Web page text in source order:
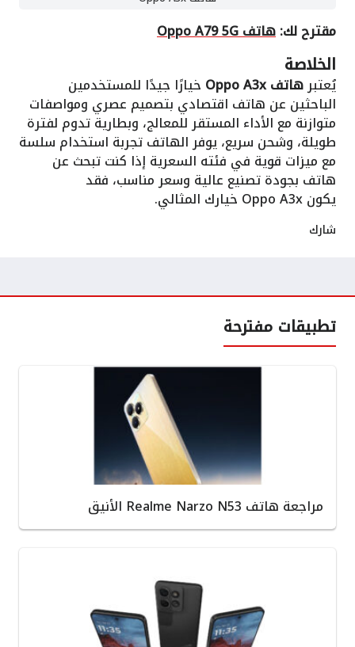
مقترح لك:هاتف Oppo A79 5G
الخلاصة
يُعتبرهاتف Oppo A3x خيارًا جيدًا للمستخدمين
الباحثين عن هاتف اقتصادي بتصميم عصري ومواصفات
متوازنة مع الأداء المستقر للمعالج، وبطارية تدوم لفترة
طويلة، وشحن سريع، يوفر الهاتف تجربة استخدام سلسة
مع ميزات قوية في فئته السعرية إذا كنت تبحث عن
هاتف بجودة تصنيع عالية وسعر مناسب، فقد
يكون Oppo A3x خيارك المثالي.
شارك
تطبيقات مفترحة
مراجعة هاتف Realme Narzo N53 الأنيق